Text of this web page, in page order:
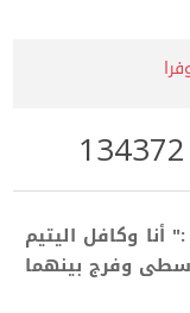
وكافل اليتيم
وفرج بينهما